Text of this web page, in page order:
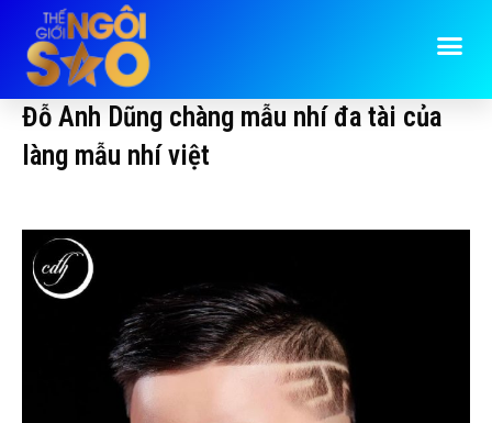
Đỗ Anh Dũng chàng mẫu nhí đa tài của
làng mẫu nhí việt